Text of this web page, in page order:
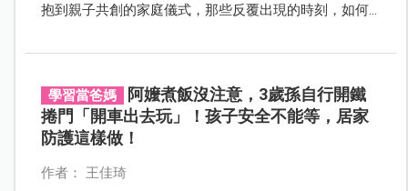
抱到親子共創的家庭儀式，那些反覆出現的時刻，如何
學習當爸媽
阿嬤煮飯沒注意，3歲孫自行開鐵
捲門「開車出去玩」！孩子安全不能等，居家
防護這樣做！
作者： 王佳琦